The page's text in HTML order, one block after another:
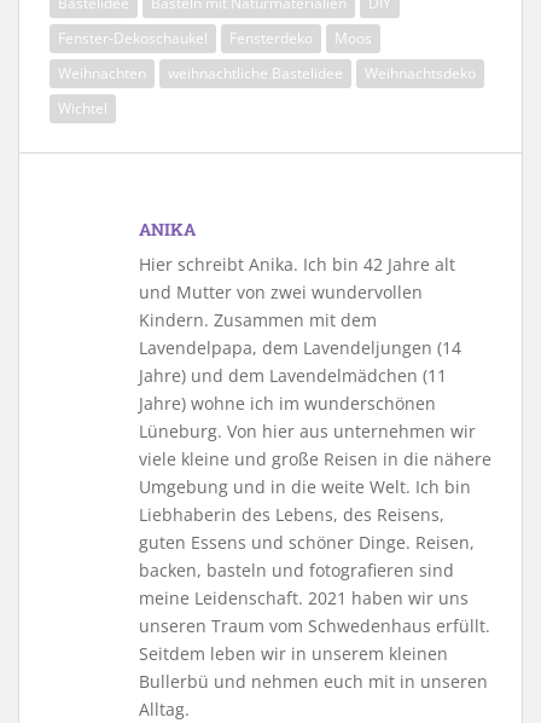
Fenster-Dekoschaukel
Fensterdeko
Moos
Weihnachten
weihnachtliche Bastelidee
Weihnachtsdeko
Wichtel
ANIKA
Hier schreibt Anika. Ich bin 42 Jahre alt
und Mutter von zwei wundervollen
Kindern. Zusammen mit dem
Lavendelpapa, dem Lavendeljungen (14
Jahre) und dem Lavendelmädchen (11
Jahre) wohne ich im wunderschönen
Lüneburg. Von hier aus unternehmen wir
viele kleine und große Reisen in die nähere
Umgebung und in die weite Welt. Ich bin
Liebhaberin des Lebens, des Reisens,
guten Essens und schöner Dinge. Reisen,
backen, basteln und fotografieren sind
meine Leidenschaft. 2021 haben wir uns
unseren Traum vom Schwedenhaus erfüllt.
Seitdem leben wir in unserem kleinen
Bullerbü und nehmen euch mit in unseren
Alltag.